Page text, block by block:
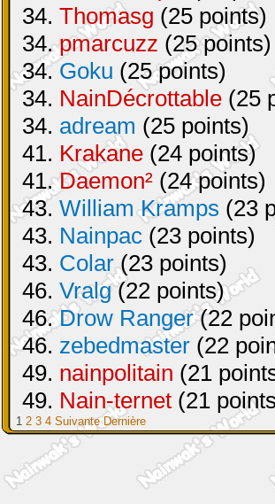
34. Thomasg (25 points)
34.pmarcuzz (25 points)
34.Goku (25 points)
34. NainDécrottable (25
34. adream (25 points)
41. Krakane (24 points)
41.Daemon² (24 points)
43. William Kramps (23
43. Nainpac (23 points)
43. Colar(23 points)
46. Vralg(22 points)
46.Drow Ranger(22
46. zebedmaster (22
49. nainpolitain (21
49. Nain-ternet (21
1 2 3 4 Suivante Dernière